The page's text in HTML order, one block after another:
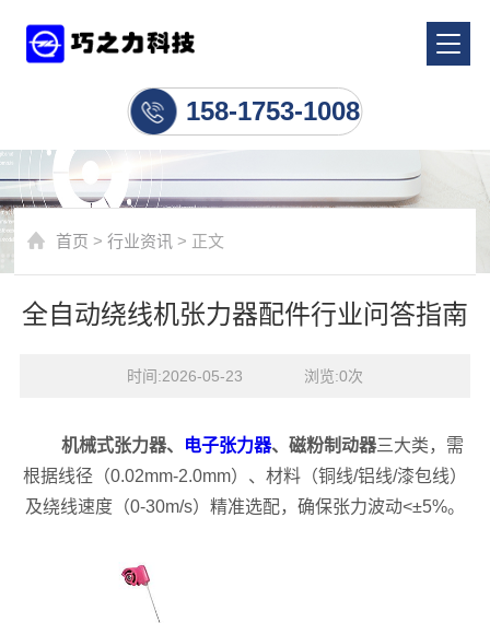
158-1753-1008
首页 >行业资讯 > 正文
全自动绕线机张力器配件行业问答指南
时间:2026-05-23    浏览:0次
机械式张力器、 电子张力器、磁粉制动器三大类，需
根据线径（0.02mm-2.0mm）、材料（铜线/铝线/漆包线）
及绕线速度（0-30m/s）精准选配，确保张力波动<±5%。